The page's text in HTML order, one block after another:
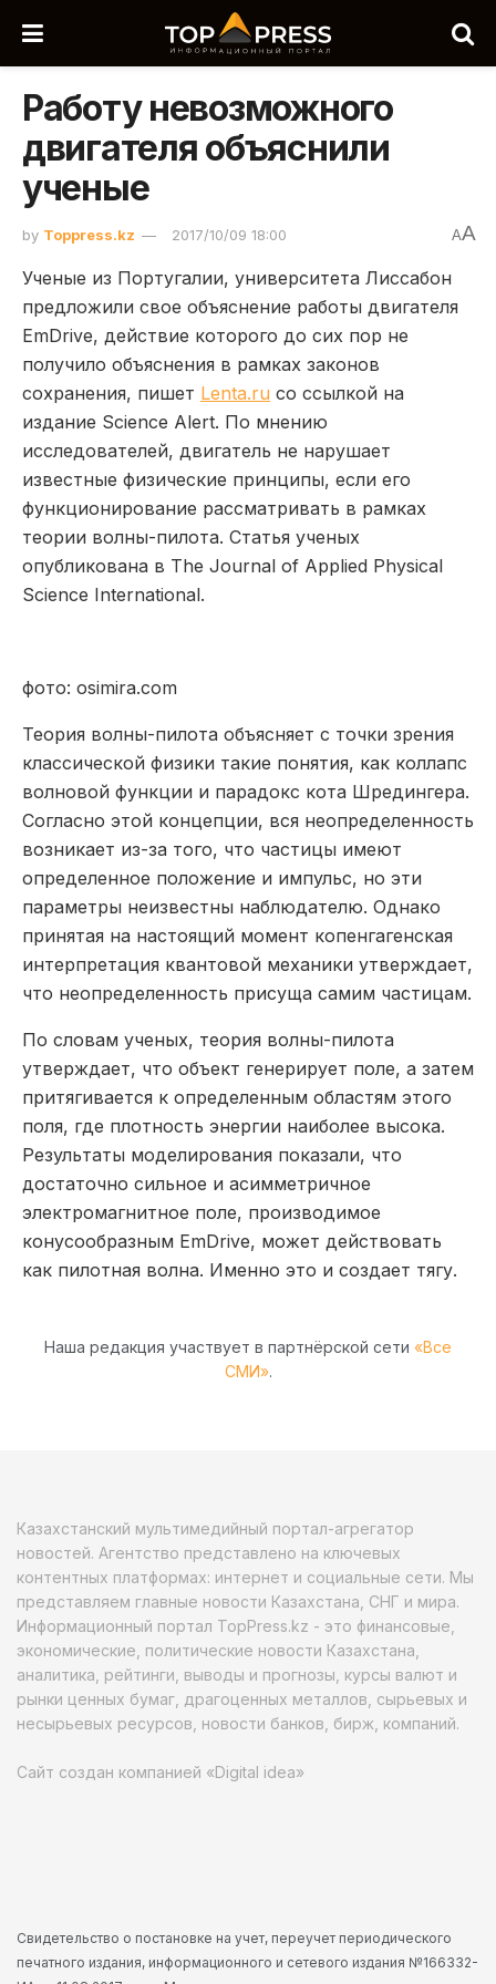
Работу невозможного
двигателя объяснили
ученые
by Toppress.kz 2017/10/09 18:00 AA
Ученые из Португалии, университета Лиссабон
предложили свое объяснение работы двигателя
EmDrive, действие которого до сих пор не
получило объяснения в рамках законов
сохранения, пишет Lenta.ru со ссылкой на
издание Science Alert. По мнению
исследователей, двигатель не нарушает
известные физические принципы, если его
функционирование рассматривать в рамках
теории волны-пилота. Статья ученых
опубликована в The Journal of Applied Physical
Science International.
фото: osimira.com
Теория волны-пилота объясняет с точки зрения
классической физики такие понятия, как коллапс
волновой функции и парадокс кота Шредингера.
Согласно этой концепции, вся неопределенность
возникает из-за того, что частицы имеют
определенное положение и импульс, но эти
параметры неизвестны наблюдателю. Однако
принятая на настоящий момент копенгагенская
интерпретация квантовой механики утверждает,
что неопределенность присуща самим частицам.
По словам ученых, теория волны-пилота
утверждает, что объект генерирует поле, а затем
притягивается к определенным областям этого
поля, где плотность энергии наиболее высока.
Результаты моделирования показали, что
достаточно сильное и асимметричное
электромагнитное поле, производимое
конусообразным EmDrive, может действовать
как пилотная волна. Именно это и создает тягу.
Наша редакция участвует в партнёрской сети «Все
СМИ».
Казахстанский мультимедийный портал-агрегатор
новостей. Агентство представлено на ключевых
контентных платформах: интернет и социальные сети. Мы
представляем главные новости Казахстана, СНГ и мира.
Информационный портал TopPress.kz - это финансовые,
экономические, политические новости Казахстана,
аналитика, рейтинги, выводы и прогнозы, курсы валют и
рынки ценных бумаг, драгоценных металлов, сырьевых и
несырьевых ресурсов, новости банков, бирж, компаний.
Сайт создан компанией «Digital idea»
Свидетельство о постановке на учет, переучет периодического
печатного издания, информационного и сетевого издания №166332-